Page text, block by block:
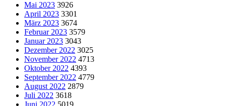
Mai 2023 3926
April 2023 3301
März 2023 3674
Februar 2023 3579
Januar 2023 3043
Dezember 2022 3025
November 2022 4713
Oktober 2022 4393
September 2022 4779
August 2022 2879
Juli 2022 3618
Juni 2022 5019